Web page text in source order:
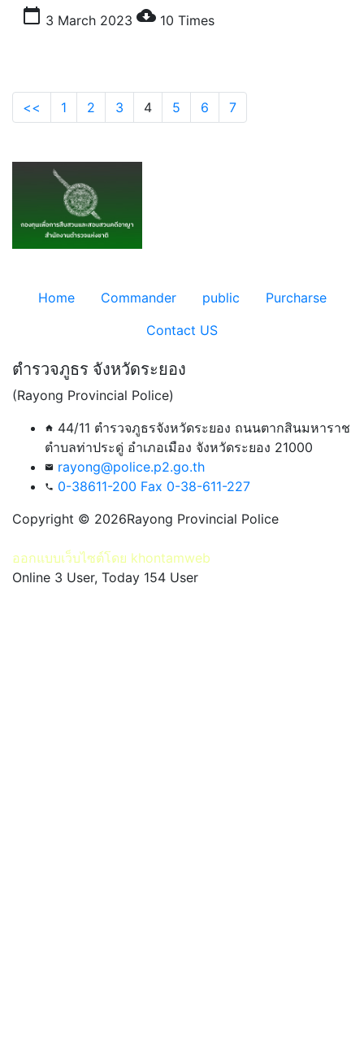
calendar_today 3 March 2023 cloud_download 10 Times
<< 1 2 3 4 5 6 7
Home Commander public
Purcharse
Contact US
ตำรวจภูธร จังหวัดระยอง
(Rayong Provincial Police)
home
44/11 ตำรวจภูธรจังหวัดระยอง ถนนตากสินมหาราช
ตำบลท่าประดู่ อำเภอเมือง จังหวัดระยอง 21000
email rayong@police.p2.go.th
phone
0-38611-200 Fax 0-38-611-227
Copyright © 2026Rayong Provincial Police
ออกแบบเว็บไซต์โดย khontamweb
Online 3 User, Today 154 User